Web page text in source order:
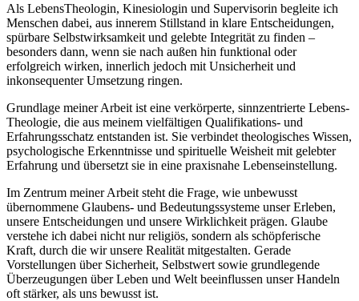
Als LebensTheologin, Kinesiologin und Supervisorin begleite ich
Menschen dabei, aus innerem Stillstand in klare Entscheidungen,
spürbare Selbstwirksamkeit und gelebte Integrität zu finden –
besonders dann, wenn sie nach außen hin funktional oder
erfolgreich wirken, innerlich jedoch mit Unsicherheit und
inkonsequenter Umsetzung ringen.
Grundlage meiner Arbeit ist eine verkörperte, sinnzentrierte Lebens-
Theologie, die aus meinem vielfältigen Qualifikations- und
Erfahrungsschatz entstanden ist. Sie verbindet theologisches Wissen,
psychologische Erkenntnisse und spirituelle Weisheit mit gelebter
Erfahrung und übersetzt sie in eine praxisnahe Lebenseinstellung.
Im Zentrum meiner Arbeit steht die Frage, wie unbewusst
übernommene Glaubens- und Bedeutungssysteme unser Erleben,
unsere Entscheidungen und unsere Wirklichkeit prägen. Glaube
verstehe ich dabei nicht nur religiös, sondern als schöpferische
Kraft, durch die wir unsere Realität mitgestalten. Gerade
Vorstellungen über Sicherheit, Selbstwert sowie grundlegende
Überzeugungen über Leben und Welt beeinflussen unser Handeln
oft stärker, als uns bewusst ist.